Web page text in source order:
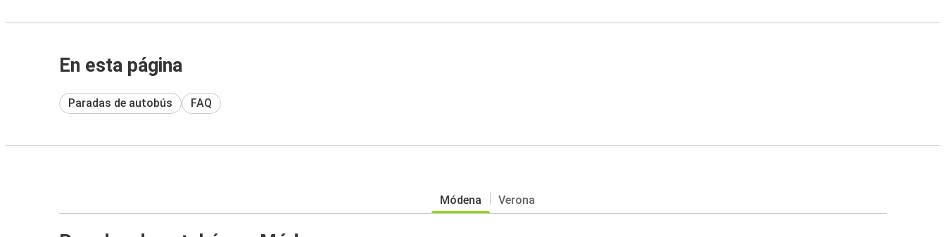
En esta página
Paradas de autobús FAQ
Módena Verona